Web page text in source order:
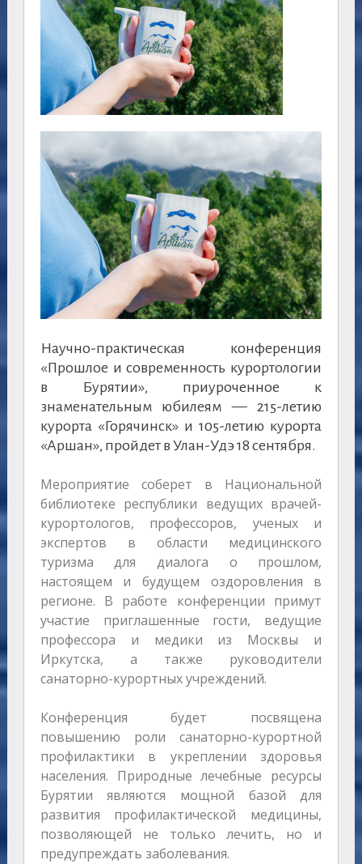
Научно-практическая конференция
«Прошлое и современность курортологии
в Бурятии», приуроченное к
знаменательным юбилеям — 215-летию
курорта «Горячинск» и 105-летию курорта
«Аршан», пройдет в Улан-Удэ 18 сентября.
Мероприятие соберет в Национальной
библиотеке республики ведущих врачей-
курортологов, профессоров, ученых и
экспертов в области медицинского
туризма для диалога о прошлом,
настоящем и будущем оздоровления в
регионе. В работе конференции примут
участие приглашенные гости, ведущие
профессора и медики из Москвы и
Иркутска, а также руководители
санаторно-курортных учреждений.
Конференция будет посвящена
повышению роли санаторно-курортной
профилактики в укреплении здоровья
населения. Природные лечебные ресурсы
Бурятии являются мощной базой для
развития профилактической медицины,
позволяющей не только лечить, но и
предупреждать заболевания.